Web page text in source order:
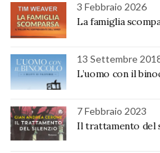
3 Febbraio 2026
La famiglia
13 Settembre
L’uomo con il
7 Febbraio 2023
Il trattamento del